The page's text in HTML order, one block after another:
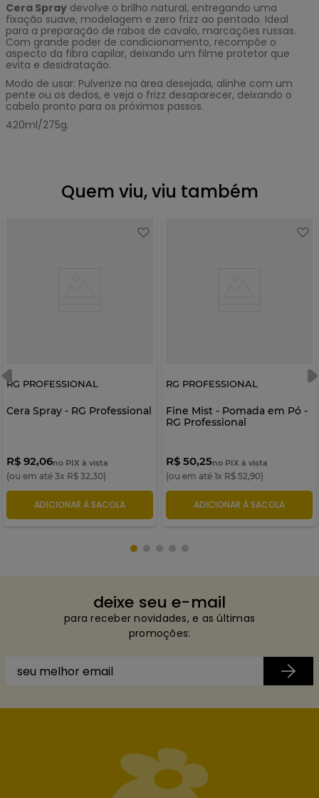
Cera Spray devolve o brilho natural, entregando uma
fixação suave, modelagem e zero frizz ao pentado. Ideal
para a preparação de rabos de cavalo, marcações russas.
Com grande poder de condicionamento, recompõe o
aspecto da fibra capilar, deixando um filme protetor que
evita e desidratação.
Modo de usar: Pulverize na área desejada, alinhe com um
pente ou os dedos, e veja o frizz desaparecer, deixando o
cabelo pronto para os próximos passos.
420ml/275g.
Quem viu, viu também
RG PROFESSIONAL
Cera Spray - RG Professional
R$ 92,06no PIX à vista
(ou em até 3x R$ 32,30)
ADICIONAR À SACOLA
RG PROFESSIONAL
Fine Mist - Pomada em Pó -
RG Professional
R$ 50,25no PIX à vista
(ou em até 1x R$ 52,90)
ADICIONAR À SACOLA
deixe seu e-mail
para receber novidades, e as últimas
promoções: